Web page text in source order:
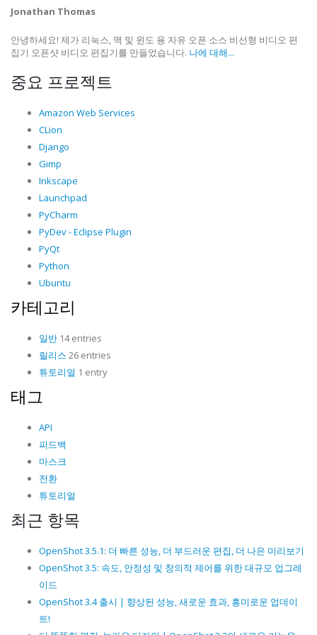
Jonathan Thomas
안녕하세요! 제가 리눅스, 맥 및 윈도 용 자유 오픈 소스 비선형 비디오 편
집기 오픈샷 비디오 편집기를 만들었습니다. 나에 대해...
중요 프로젝트
Amazon Web Services
CLion
Django
Gimp
Inkscape
Launchpad
PyCharm
PyDev - Eclipse Plugin
PyQt
Python
Ubuntu
카테고리
일반 14 entries
릴리스 26 entries
튜토리얼 1 entry
태그
API
피드백
마스크
전환
튜토리얼
최근 항목
OpenShot 3.5.1: 더 빠른 성능, 더 부드러운 편집, 더 나은 미리보기
OpenShot 3.5: 속도, 안정성 및 창의적 제어를 위한 대규모 업그레
이드
OpenShot 3.4 출시 | 향상된 성능, 새로운 효과, 흥미로운 업데이
트!